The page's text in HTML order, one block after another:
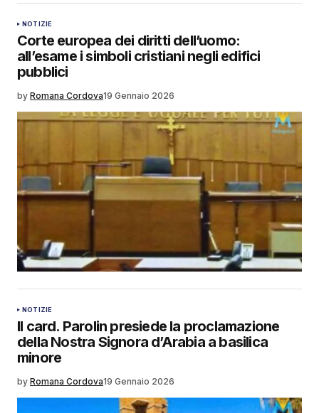
NOTIZIE
Corte europea dei diritti dell’uomo:
all’esame i simboli cristiani negli edifici
pubblici
by Romana Cordova19 Gennaio 2026
NOTIZIE
Il card. Parolin presiede la proclamazione
della Nostra Signora d’Arabia a basilica
minore
by Romana Cordova19 Gennaio 2026